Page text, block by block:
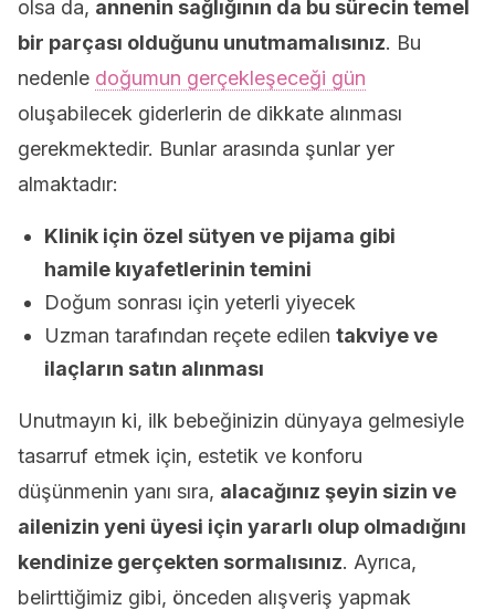
olsa da, annenin sağlığının da bu sürecin temel
bir parçası olduğunu unutmamalısınız. Bu
nedenle doğumun gerçekleşeceği gün
oluşabilecek giderlerin de dikkate alınması
gerekmektedir. Bunlar arasında şunlar yer
almaktadır:
Klinik için özel sütyen ve pijama gibi
hamile kıyafetlerinin temini
Doğum sonrası için yeterli yiyecek
Uzman tarafından reçete edilen takviye ve
ilaçların satın alınması
Unutmayın ki, ilk bebeğinizin dünyaya gelmesiyle
tasarruf etmek için, estetik ve konforu
düşünmenin yanı sıra, alacağınız şeyin sizin ve
ailenizin yeni üyesi için yararlı olup olmadığını
kendinize gerçekten sormalısınız. Ayrıca,
belirttiğimiz gibi, önceden alışveriş yapmak